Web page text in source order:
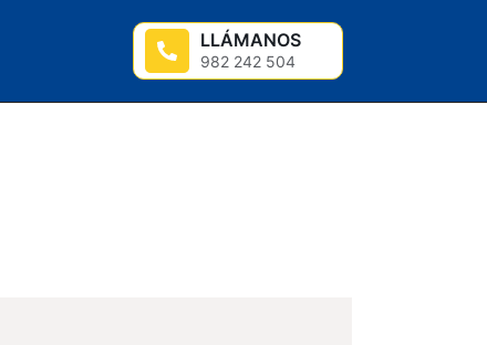
LLÁMANOS
982 242 504